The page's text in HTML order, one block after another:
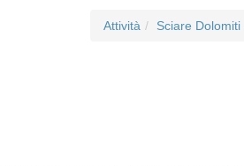
Attività Sciare Dolomiti